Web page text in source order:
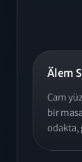
Älem
Cam
bir
odakta,